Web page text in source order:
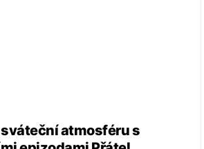
atmosféru s